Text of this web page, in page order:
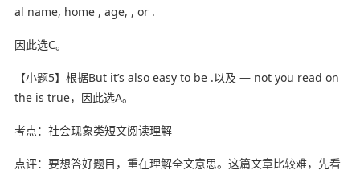
al name, home , age, , or .
因此选C。
【小题5】根据But it’s also easy to be .以及 — not you read on
the is true，因此选A。
考点：社会现象类短文阅读理解
点评：要想答好题目，重在理解全文意思。这篇文章比较难，先看